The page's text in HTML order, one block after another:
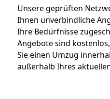
Unsere geprüften
Ihnen unverbindliche
Ihre Bedürfnisse
Angebote sind
Sie einen Umzug
außerhalb Ihres